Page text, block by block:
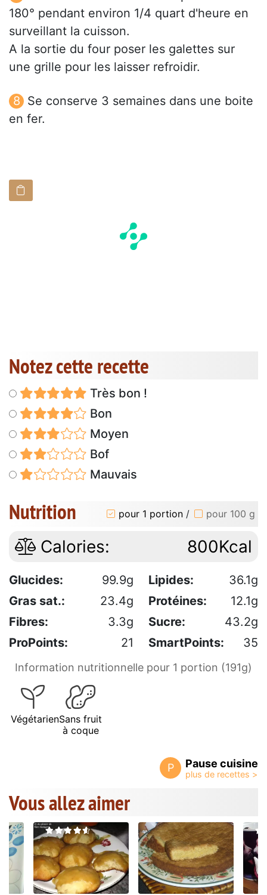
180° pendant environ 1/4 quart d'heure en
surveillant la cuisson.
A la sortie du four poser les galettes sur
une grille pour les laisser refroidir.
Se conserve 3 semaines dans une boite
en fer.
Notez cette recette
Très bon !
Bon
Moyen
Bof
Mauvais
Nutrition pour 1 portion / pour 100 g
Calories: 800Kcal
Glucides: 99.9g Lipides:
36.1g
Gras sat.:
23.4g Protéines:
12.1g
Fibres:
3.3g Sucre:
43.2g
ProPoints:
21 SmartPoints: 35
Information nutritionnelle pour 1 portion (191g)
VégétarienSans fruit
à coque
P Pause cuisine
Vous allez aimer